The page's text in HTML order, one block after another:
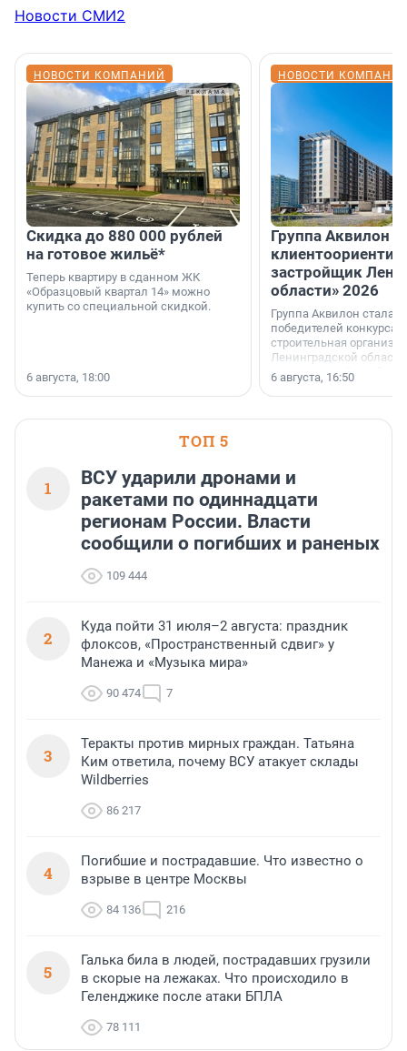
Новости СМИ2
НОВОСТИ КОМПАНИЙ
Скидка до 880 000 рублей
на готовое жильё*
Теперь квартиру в сданном ЖК
«Образцовый квартал 14» можно
купить со специальной скидкой.
6 августа, 18:00
НОВОСТИ
Группа Аквилон
застройщик
области» 2026
Группа Аквилон стала
победителей конкурса
строительная
Ленинградской области
номинации «Самый
застройщик
области».
6 августа, 16:50
ТОП 5
1
ВСУ ударили дронами и
ракетами по одиннадцати
регионам России. Власти
сообщили о погибших и раненых
109 444
2
Куда пойти 31 июля–2 августа: праздник
флоксов, «Пространственный сдвиг» у
Манежа и «Музыка мира»
90 474 7
3
Теракты против мирных граждан. Татьяна
Ким ответила, почему ВСУ атакует склады
Wildberries
86 217
4
Погибшие и пострадавшие. Что известно о
взрыве в центре Москвы
84 136 216
5
Галька била в людей, пострадавших грузили
в скорые на лежаках. Что происходило в
Геленджике после атаки БПЛА
78 111